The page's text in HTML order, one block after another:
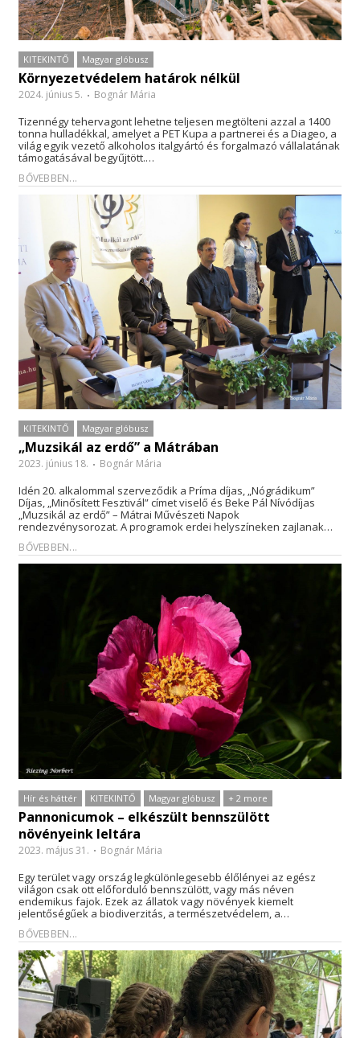
KITEKINTŐ Magyar glóbusz
Környezetvédelem határok nélkül
2024. június 5. Bognár Mária
Tizennégy tehervagont lehetne teljesen megtölteni azzal a 1400
tonna hulladékkal, amelyet a PET Kupa a partnerei és a Diageo, a
világ egyik vezető alkoholos italgyártó és forgalmazó vállalatának
támogatásával begyűjtött.…
BŐVEBBEN...
KITEKINTŐ Magyar glóbusz
„Muzsikál az erdő” a Mátrában
2023. június 18. Bognár Mária
Idén 20. alkalommal szerveződik a Príma díjas, „Nógrádikum”
Díjas, „Minősített Fesztivál” címet viselő és Beke Pál Nívódíjas
„Muzsikál az erdő” – Mátrai Művészeti Napok
rendezvénysorozat. A programok erdei helyszíneken zajlanak…
BŐVEBBEN...
Hír és háttér KITEKINTŐ Magyar glóbusz + 2 more
Pannonicumok – elkészült bennszülött
növényeink leltára
2023. május 31. Bognár Mária
Egy terület vagy ország legkülönlegesebb élőlényei az egész
világon csak ott előforduló bennszülött, vagy más néven
endemikus fajok. Ezek az állatok vagy növények kiemelt
jelentőségűek a biodiverzitás, a természetvédelem, a…
BŐVEBBEN...